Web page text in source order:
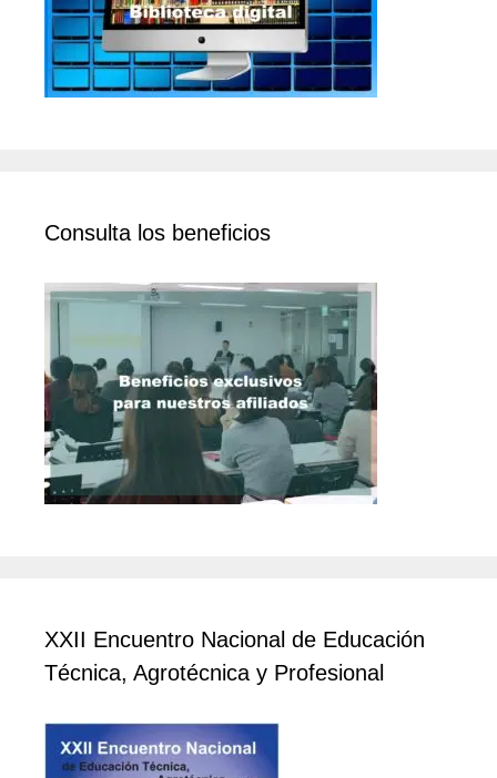
Consulta los beneficios
XXII Encuentro Nacional de Educación
Técnica, Agrotécnica y Profesional